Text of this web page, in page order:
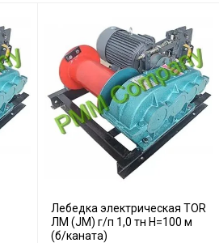
Лебедка электрическая TOR
ЛМ (JM) г/п 1,0 тн Н=100 м
(б/каната)